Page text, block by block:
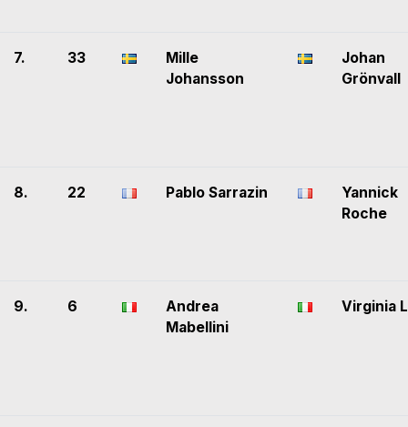
7. 33
Mille
Johansson
Johan
Grönvall
8. 22 Pablo Sarrazin
Yannick
Roche
9. 6
Andrea
Mabellini
Virginia